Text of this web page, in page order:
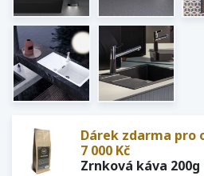
Dárek zdarma pro
7 000 Kč
Zrnková káva 200g